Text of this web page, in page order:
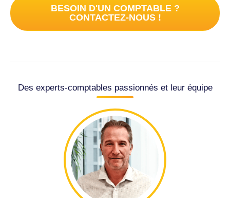
BESOIN D'UN COMPTABLE ?
CONTACTEZ-NOUS !
Des experts-comptables passionnés et leur équipe